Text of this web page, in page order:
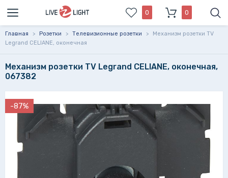
0 0
Главная > Розетки > Телевизионные розетки >
Механизм розетки TV
Legrand CELIANE, оконечная
Механизм розетки TV Legrand CELIANE, оконечная,
067382
-87%